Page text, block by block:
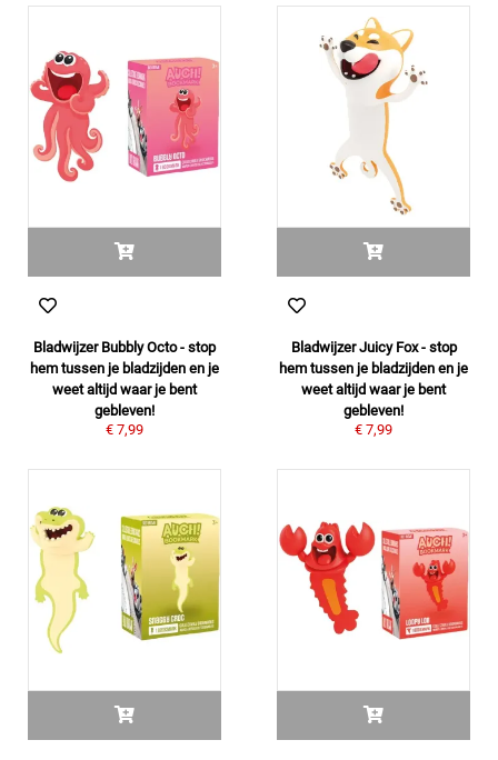
Bladwijzer Bubbly Octo - stop
hem tussen je bladzijden en je
weet altijd waar je bent
gebleven!
€ 7,99
Bladwijzer Juicy Fox - stop
hem tussen je bladzijden en je
weet altijd waar je bent
gebleven!
€ 7,99